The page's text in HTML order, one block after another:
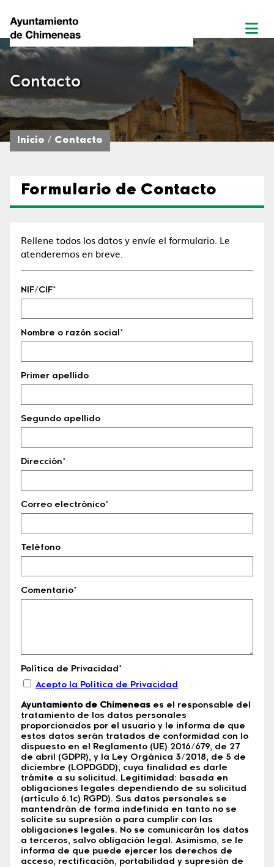
Contacto
Inicio Contacto
Formulario de Contacto
Rellene todos los datos y envíe el formulario. Le
atenderemos en breve.
NIF/CIF*
Nombre o razón social*
Primer apellido
Segundo apellido
Dirección*
Correo electrónico*
Teléfono
Comentario*
Política de Privacidad*
Acepto la Política de Privacidad
Ayuntamiento de Chimeneas es el responsable del
tratamiento de los datos personales
proporcionados por el usuario y le informa de que
estos datos serán tratados de conformidad con lo
dispuesto en el Reglamento (UE) 2016/679, de 27
de abril (GDPR), y la Ley Orgánica 3/2018, de 5 de
diciembre (LOPDGDD), cuya finalidad es darle
trámite a su solicitud. Legitimidad: basada en
obligaciones legales dependiendo de su solicitud
(artículo 6.1c) RGPD). Sus datos personales se
mantendrán de forma indefinida en tanto no se
solicite su supresión o para cumplir con las
obligaciones legales. No se comunicarán los datos
a terceros, salvo obligación legal. Asimismo, se le
informa de que puede ejercer los derechos de
acceso, rectificación, portabilidad y supresión de